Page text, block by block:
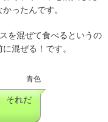
ったんです。
を混ぜて食べるというの
に混ぜる！です。
青色
それだ